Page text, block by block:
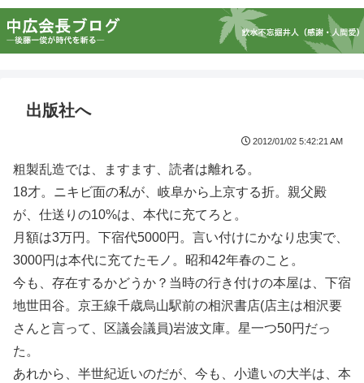
出版社へ
2012/01/02 5:42:21 AM
粗製乱造では、ますます、読者は離れる。
18才。ニキビ面の私が、岐阜から上京する折。親父殿
が、仕送りの10%は、本代に充てろと。
月額は3万円。下宿代5000円。言い付けにかなり忠実で、
3000円は本代に充てたモノ。昭和42年春のこと。
今も、存在するかどうか？当時の行き付けの本屋は、下宿
地世田谷。京王線千歳烏山駅前の相沢書店(店主は相沢要
さんと言って、区議会議員)岩波文庫。星一つ50円だっ
た。
あれから、半世紀近いのだが、今も、小遣いの大半は、本